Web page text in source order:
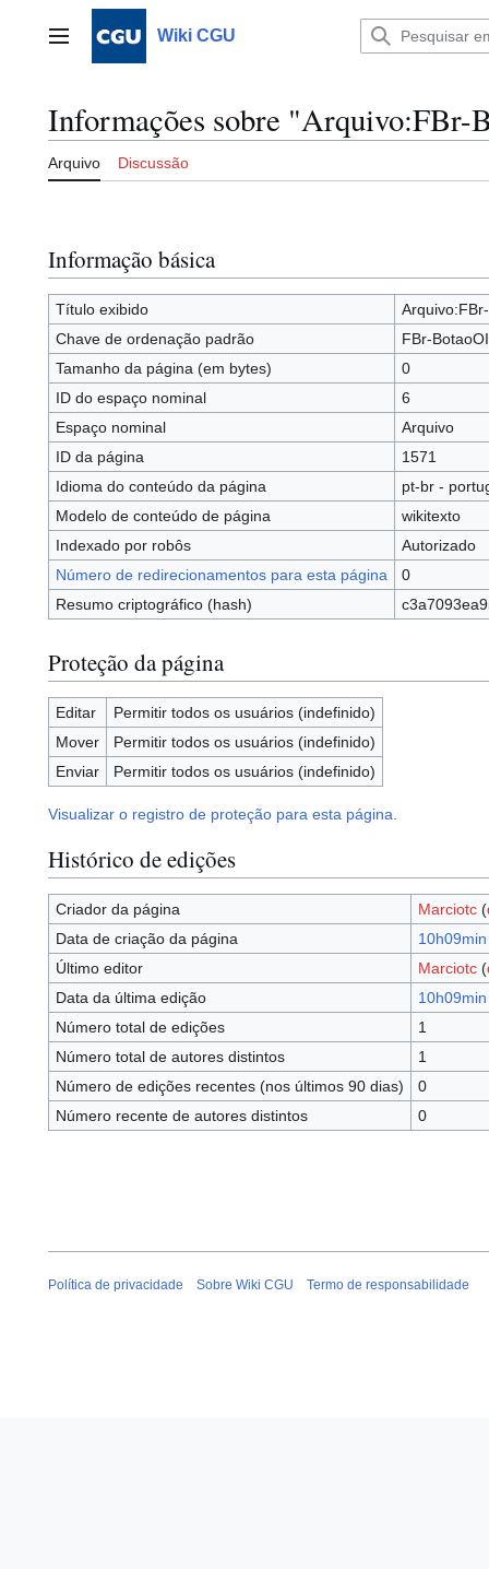
Menu principalWiki CGU
Informações sobre "Arquivo:FBr-
Arquivo Discussão
Informação básica
Título exibido
Chave de ordenação padrão
FBr-
Tamanho da página (em bytes)
0
ID do espaço nominal
6
Espaço nominal
Arquivo
ID da página
1571
Idioma do conteúdo da página
pt-br -
Modelo de conteúdo de página
wikitexto
Indexado por robôs
Autorizado
Número de redirecionamentos para esta página
0
Resumo criptográfico (hash)
Proteção da página
Editar
Permitir todos os usuários (indefinido)
Mover
Permitir todos os usuários (indefinido)
Enviar
Permitir todos os usuários (indefinido)
Visualizar o registro de proteção para esta página.
Histórico de edições
Criador da página Marciotc (
Data de criação da página
Último editor
Marciotc (
Data da última edição
Número total de edições
1
Número total de autores distintos
1
Número de edições recentes (nos últimos 90 dias)
0
Número recente de autores distintos
0
Política de privacidade Sobre Wiki CGU Termo de responsabilidade